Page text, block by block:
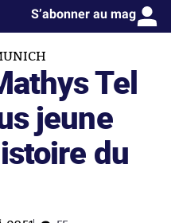
S’abonner au mag
Tel
jeune
du